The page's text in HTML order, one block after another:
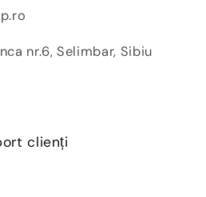
nr.6, Selimbar, Sibiu
clienți